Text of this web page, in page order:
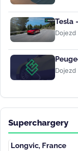
Tesla
Dojezd
Dojezd
Superchargery
Longvic, France